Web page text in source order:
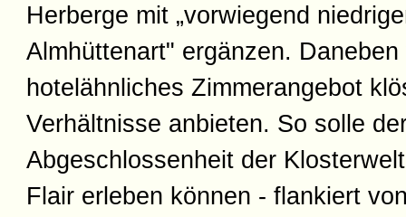
Herberge mit „vorwiegend
Almhüttenart" ergänzen.
hotelähnliches Zimmerangebot
Verhältnisse anbieten. So solle
Abgeschlossenheit der
Flair erleben können - flankiert